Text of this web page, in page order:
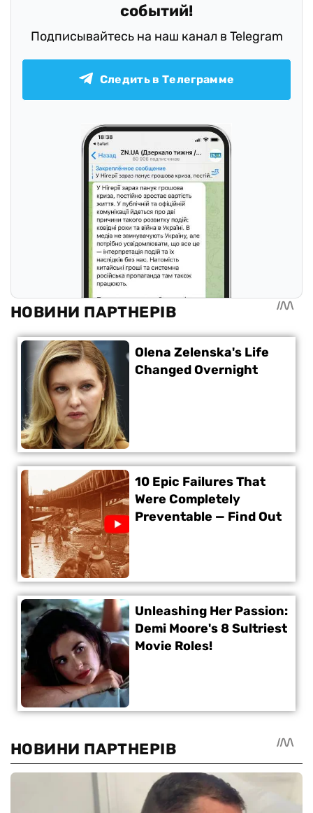
событий!
Подписывайтесь на наш канал в Telegram
Следить в Телеграмме